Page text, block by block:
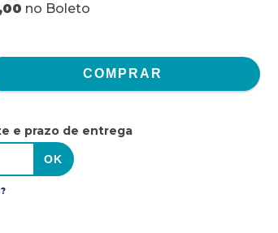
no Boleto
e prazo de entrega